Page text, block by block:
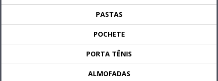
PASTAS
POCHETE
PORTA TÊNIS
ALMOFADAS